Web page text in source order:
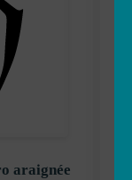
araignée